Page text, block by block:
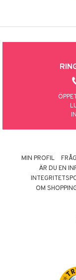
MIN PROFIL
ÄR DU EN
OM